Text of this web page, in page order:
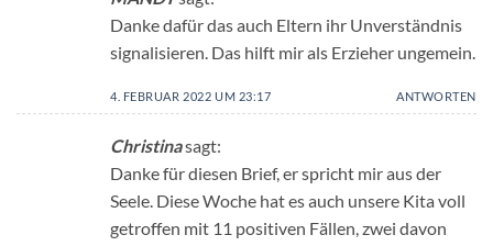
Danke dafür das auch Eltern ihr Unverständnis
signalisieren. Das hilft mir als Erzieher ungemein.
4. FEBRUAR 2022 UM 23:17 ANTWORTEN
Christinasagt:
Danke für diesen Brief, er spricht mir aus der
Seele. Diese Woche hat es auch unsere Kita voll
getroffen mit 11 positiven Fällen, zwei davon